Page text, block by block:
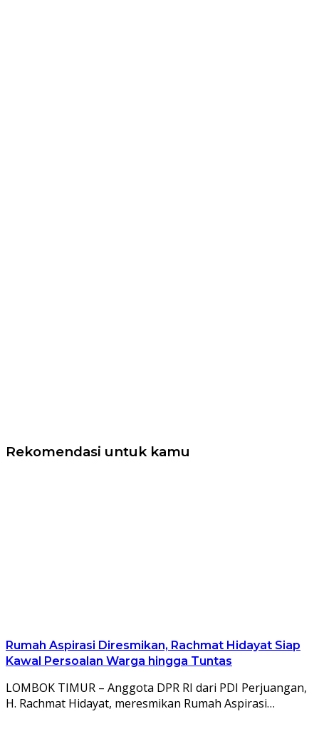
Rekomendasi untuk kamu
Rumah Aspirasi Diresmikan, Rachmat Hidayat Siap
Kawal Persoalan Warga hingga Tuntas
LOMBOK TIMUR – Anggota DPR RI dari PDI Perjuangan,
H. Rachmat Hidayat, meresmikan Rumah Aspirasi…